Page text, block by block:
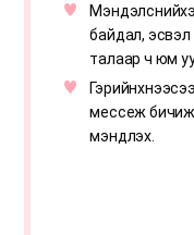
байдал,
талаар ч юм
мессеж
мэндлэх.